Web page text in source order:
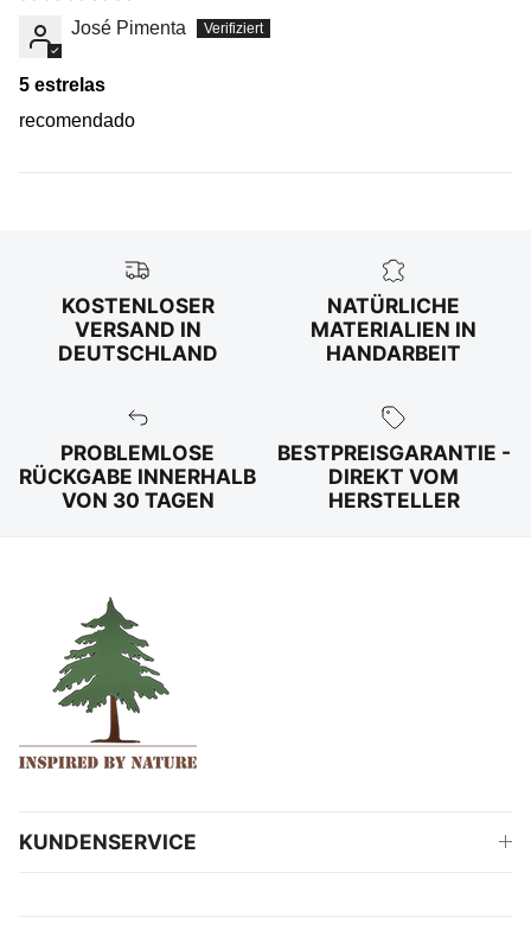
José Pimenta
5 estrelas
recomendado
KOSTENLOSER
VERSAND IN
DEUTSCHLAND
NATÜRLICHE
MATERIALIEN IN
HANDARBEIT
PROBLEMLOSE
RÜCKGABE INNERHALB
VON 30 TAGEN
BESTPREISGARANTIE -
DIREKT VOM
HERSTELLER
KUNDENSERVICE